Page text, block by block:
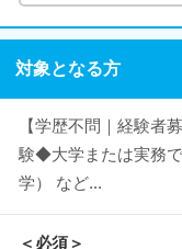
対象となる方
【学歴不問｜経験者
験◆大学または実務
学） など...
＜必須＞